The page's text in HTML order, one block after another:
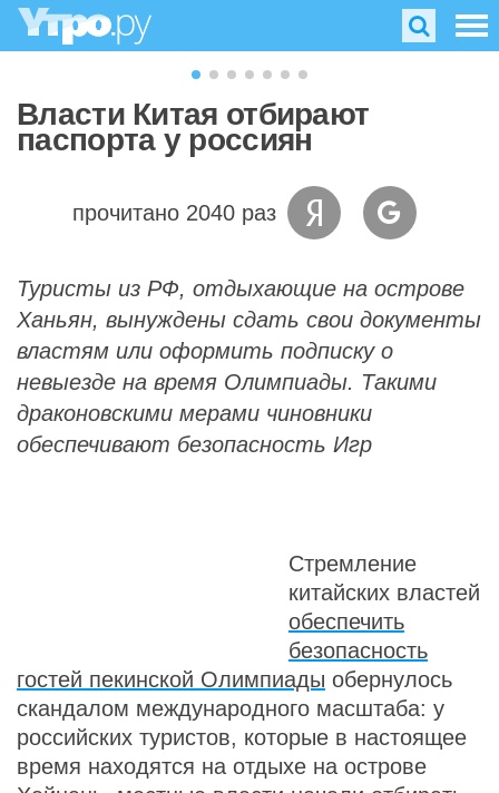
Власти Китая отбирают
паспорта у россиян
прочитано 2040 раз
Туристы из РФ, отдыхающие на острове
Ханьян, вынуждены сдать свои документы
властям или оформить подписку о
невыезде на время Олимпиады. Такими
драконовскими мерами чиновники
обеспечивают безопасность Игр
Стремление
китайских властей
обеспечить
безопасность
гостей пекинской Олимпиады обернулось
скандалом международного масштаба: у
российских туристов, которые в настоящее
время находятся на отдыхе на острове